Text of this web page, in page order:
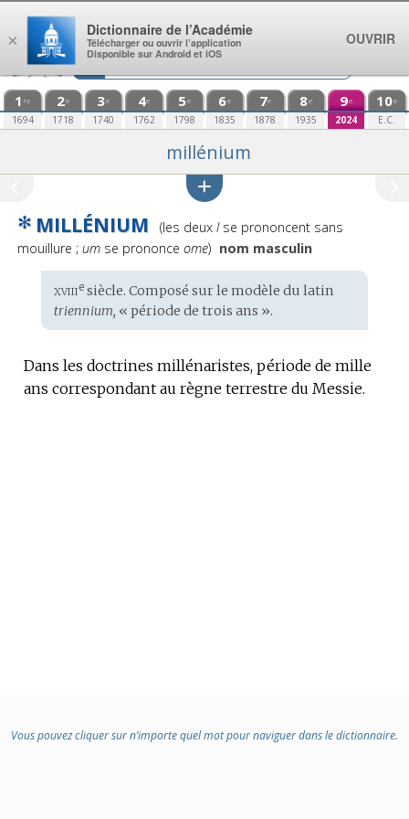
Aller au contenu
1 re
1694
2e
1718
3e
1740
4e
1762
5e
1798
6e
1835
7e
1878
8e
1935
9e
2024
10e
E.C.
millénium
✻ MILLÉNIUM
Prononciation
:
(les deux lse prononcent sans
mouillure ; umse prononce ome) nom masculin
Étymologie
:
xviiiesiècle. Composé sur le modèle du latin
triennium, « période de trois ans ».
Dans les doctrines millénaristes, période de mille
ans correspondant au règne terrestre du Messie.
Vous pouvez cliquer sur n’importe quel mot pour naviguer dans le dictionnaire.
×
Dictionnaire de l’Académie
Télécharger ou ouvrir l’application
Disponible sur Android et iOS
OUVRIR